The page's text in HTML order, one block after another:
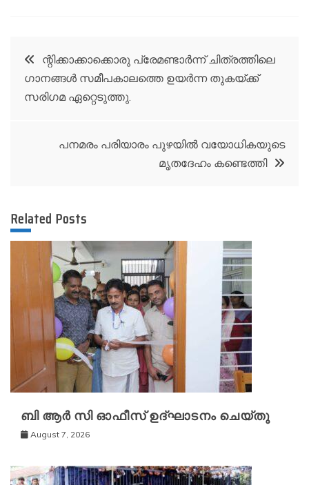
Post
navigation
ന്റിക്കാക്കാക്കൊരു പ്രേമണ്ടാര്‍ന്ന് ചിത്രത്തിലെ
ഗാനങ്ങള്‍ സമീപകാലത്തെ ഉയര്‍ന്ന തുകയ്ക്ക്
സരിഗമ ഏറ്റെടുത്തു.
പനമരം പരിയാരം പുഴയിൽ വയോധികയുടെ
മൃതദേഹം കണ്ടെത്തി
Related Posts
ബി ആർ സി ഓഫീസ് ഉദ്ഘാടനം ചെയ്തു
August 7, 2026